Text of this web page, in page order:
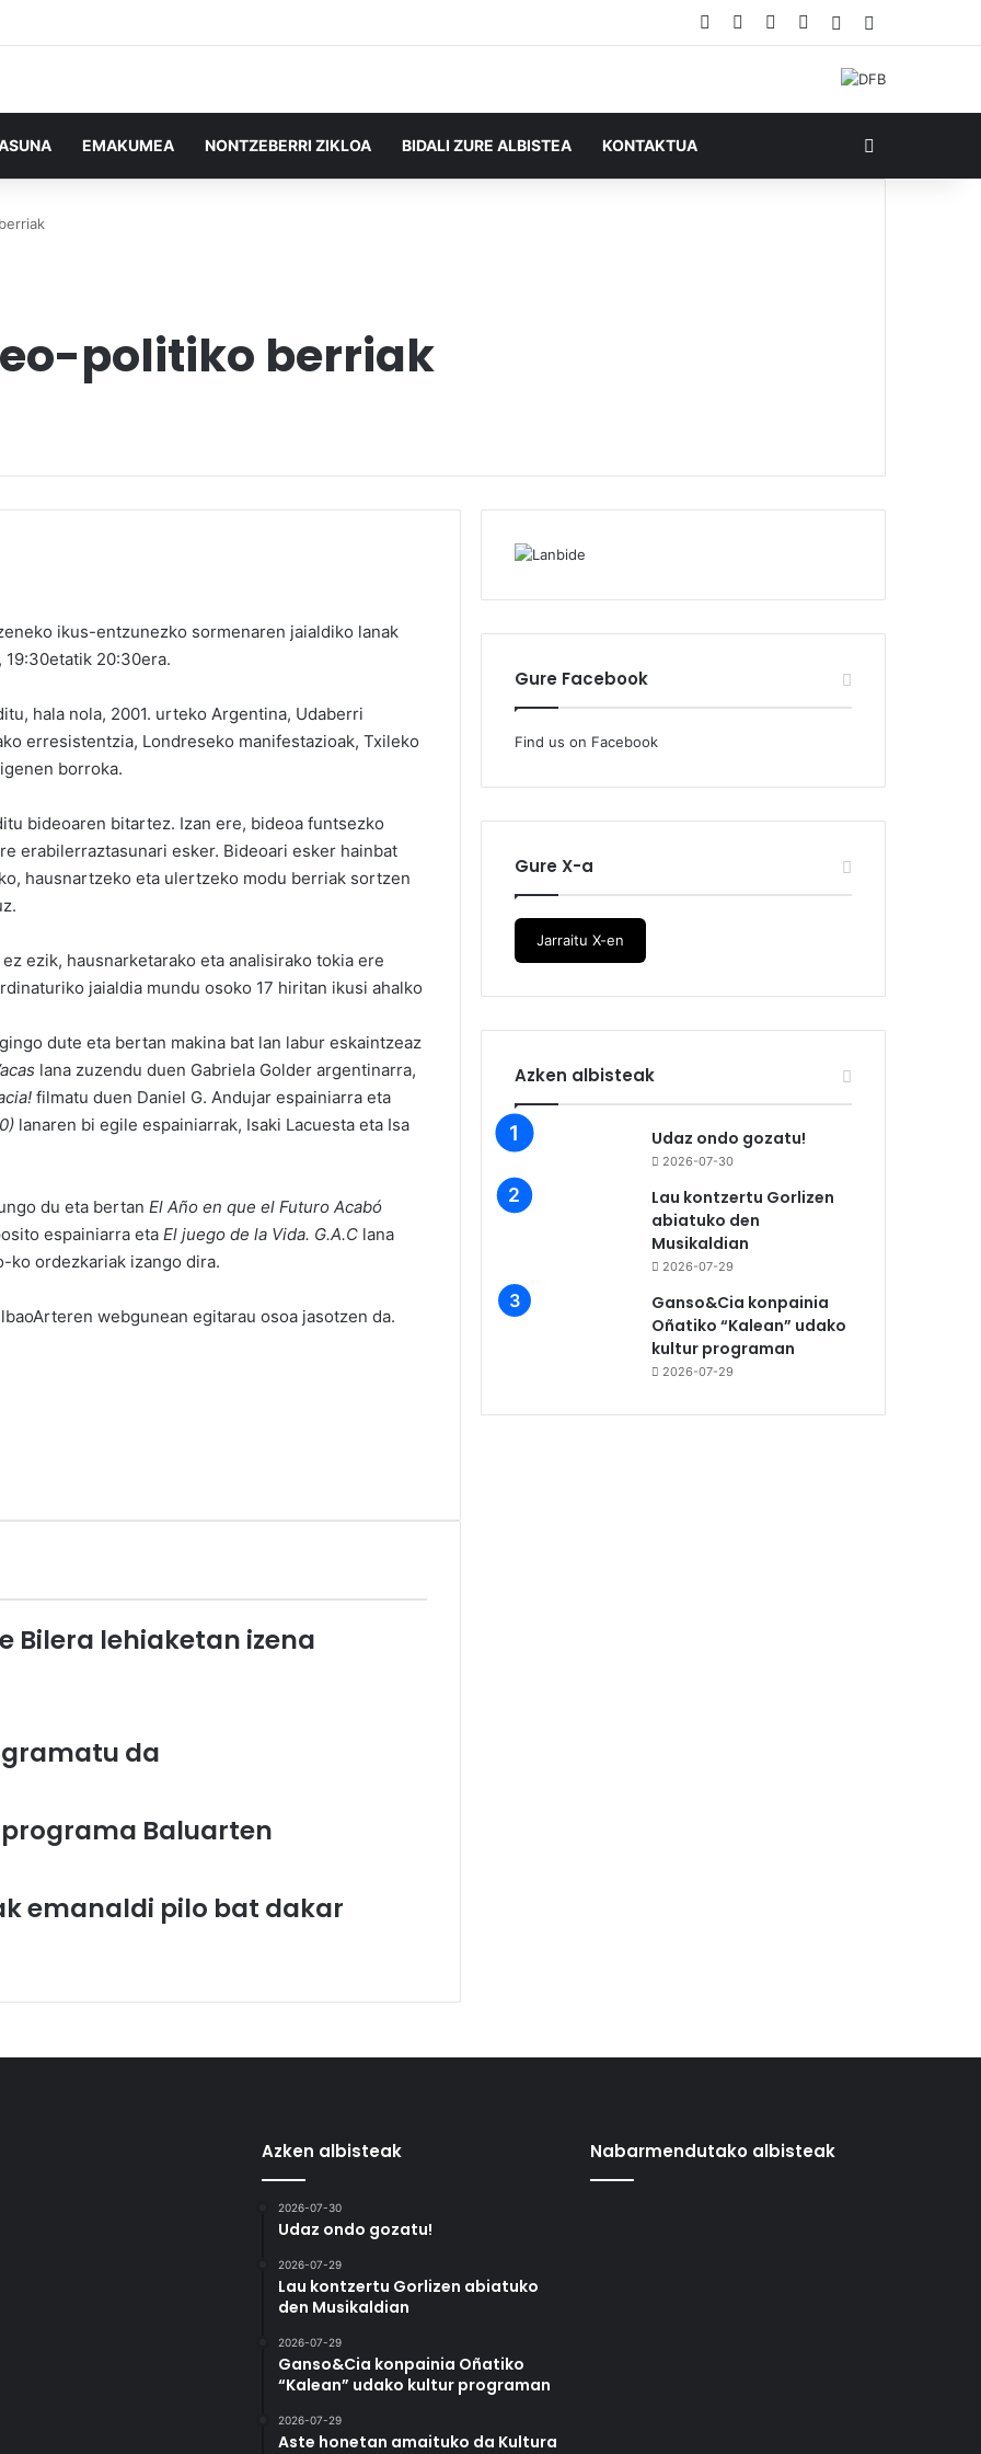
Facebook YouTube
RSS Ausazko
EMAKUMEA NONTZEBERRI ZIKLOA BIDALI ZURE ALBISTEA KONTAKTUA
politiko berriak
ikus-entzunezko sormenaren jaialdiko lanak
20:30era.
hala nola, 2001. urteko Argentina, Udaberri
erresistentzia, Londreseko manifestazioak, Txileko
borroka.
bideoaren bitartez. Izan ere, bideoa funtsezko
erabilerraztasunari esker. Bideoari esker hainbat
hausnartzeko eta ulertzeko modu berriak sortzen
ezik, hausnarketarako eta analisirako tokia ere
jaialdia mundu osoko 17 hiritan ikusi ahalko
dute eta bertan makina bat lan labur eskaintzeaz
lana zuzendu duen Gabriela Golder argentinarra,
filmatu duen Daniel G. Andujar espainiarra eta
lanaren bi egile espainiarrak, Isaki Lacuesta eta Isa
du eta bertan El Año en que el Futuro Acabó
espainiarra eta El juego de la Vida. G.A.C lana
ko ordezkariak izango dira.
webgunean egitarau osoa jasotzen da.
Bilera lehiaketan izena
da
programa Baluarten
emanaldi pilo bat dakar
Gure Facebook
Find us on Facebook
Gure X-a
Jarraitu X-en
Azken albisteak
Udaz ondo gozatu!
2026-07-30
Lau kontzertu Gorlizen
abiatuko den
Musikaldian
2026-07-29
Ganso&Cia konpainia
Oñatiko “Kalean” udako
kultur programan
2026-07-29
Azken albisteak
2026-07-30
Udaz ondo gozatu!
2026-07-29
Lau kontzertu Gorlizen abiatuko
den Musikaldian
2026-07-29
Ganso&Cia konpainia Oñatiko
“Kalean” udako kultur programan
2026-07-29
Aste honetan amaituko da Kultura
Nabarmendutako albisteak